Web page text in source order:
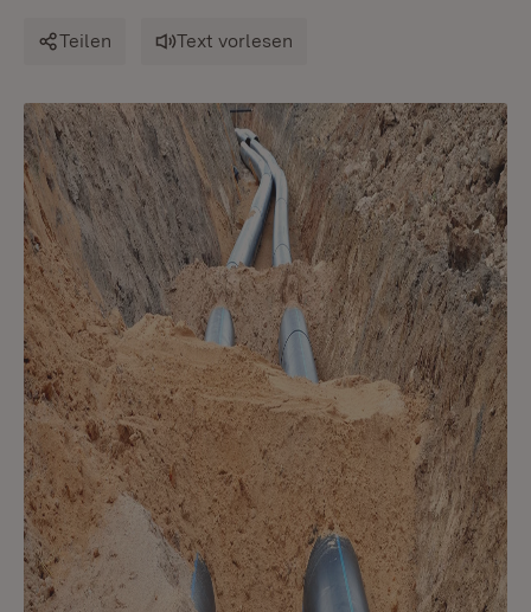
Teilen Text vorlesen